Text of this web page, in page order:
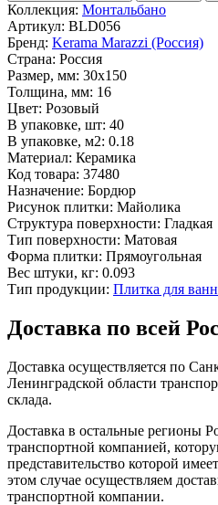
Коллекция: Монтальбано
Артикул: BLD056
Бренд: Kerama Marazzi (Россия)
Страна: Россия
Размер, мм: 30x150
Толщина, мм: 16
Цвет: Розовый
В упаковке, шт: 40
В упаковке, м2: 0.18
Материал: Керамика
Код товара: 37480
Назначение: Бордюр
Рисунок плитки: Майолика
Структура поверхности: Гладкая
Тип поверхности: Матовая
Форма плитки: Прямоугольная
Вес штуки, кг: 0.093
Тип продукции: Плитка для
Доставка по всей
Доставка осуществляется по
Ленинградской области
склада.
Доставка в остальные регионы
транспортной компанией,
представительство которой
этом случае осуществляем
транспортной компании.